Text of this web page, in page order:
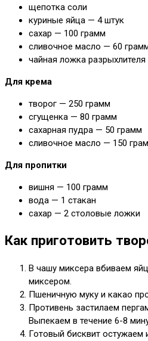
щепотка соли
куриные яйца — 4 штук
сахар — 100 грамм
сливочное масло — 60
чайная ложка разрыхлителя
Для крема
творог — 250 грамм
сгущенка — 80 грамм
сахарная пудра — 50 грамм
сливочное масло — 150
Для пропитки
вишня — 100 грамм
вода — 1 стакан
сахар — 2 столовые ложки
Как приготовить
В чашу миксера вбиваем
миксером.
Пшеничную муку и какао
Противень застилаем
Выпекаем в течение 6-8
Готовый бисквит остужаем